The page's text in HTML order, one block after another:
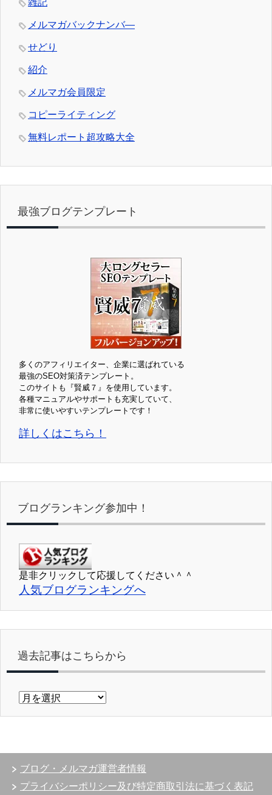
メルマガバックナンバ―
せどり
紹介
メルマガ会員限定
コピーライティング
無料レポート超攻略大全
最強ブログテンプレート
多くのアフィリエイター、企業に選ばれている
最強のSEO対策済テンプレート。
このサイトも『賢威７』を使用しています。
各種マニュアルやサポートも充実していて、
非常に使いやすいテンプレートです！
詳しくはこちら！
ブログランキング参加中！
是非クリックして応援してください＾＾
人気ブログランキングへ
過去記事はこちらから
過
ち
ら
ブログ・メルマガ運営者情報
プライバシーポリシー及び特定商取引法に基づく表記